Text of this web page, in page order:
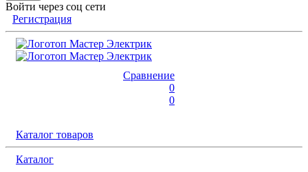
Войти через соц сети
Регистрация
Сравнение
0
0
Каталог товаров
Каталог